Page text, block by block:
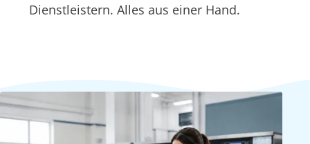
Dienstleistern. Alles aus einer Hand.